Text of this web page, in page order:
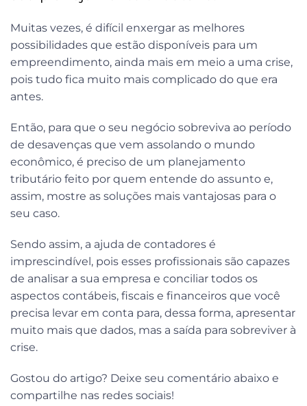
Muitas vezes, é difícil enxergar as melhores
possibilidades que estão disponíveis para um
empreendimento, ainda mais em meio a uma crise,
pois tudo fica muito mais complicado do que era
antes.
Então, para que o seu negócio sobreviva ao período
de desavenças que vem assolando o mundo
econômico, é preciso de um planejamento
tributário feito por quem entende do assunto e,
assim, mostre as soluções mais vantajosas para o
seu caso.
Sendo assim, a ajuda de contadores é
imprescindível, pois esses profissionais são capazes
de analisar a sua empresa e conciliar todos os
aspectos contábeis, fiscais e financeiros que você
precisa levar em conta para, dessa forma, apresentar
muito mais que dados, mas a saída para sobreviver à
crise.
Gostou do artigo? Deixe seu comentário abaixo e
compartilhe nas redes sociais!